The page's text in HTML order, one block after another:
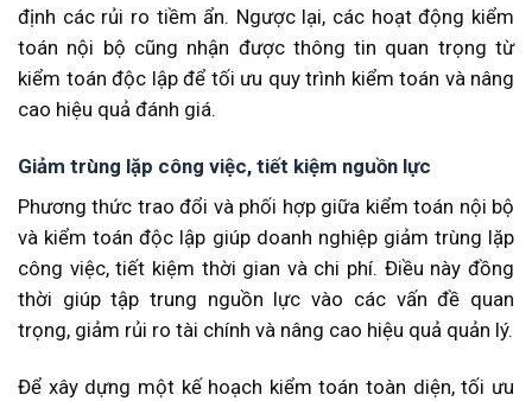
định các rủi ro tiềm ẩn. Ngược lại, các hoạt động kiểm
toán nội bộ cũng nhận được thông tin quan trọng từ
kiểm toán độc lập để tối ưu quy trình kiểm toán và nâng
cao hiệu quả đánh giá.
Giảm trùng lặp công việc, tiết kiệm nguồn lực
Phương thức trao đổi và phối hợp giữa kiểm toán nội bộ
và kiểm toán độc lập giúp doanh nghiệp giảm trùng lặp
công việc, tiết kiệm thời gian và chi phí. Điều này đồng
thời giúp tập trung nguồn lực vào các vấn đề quan
trọng, giảm rủi ro tài chính và nâng cao hiệu quả quản lý.
Để xây dựng một kế hoạch kiểm toán toàn diện, tối ưu